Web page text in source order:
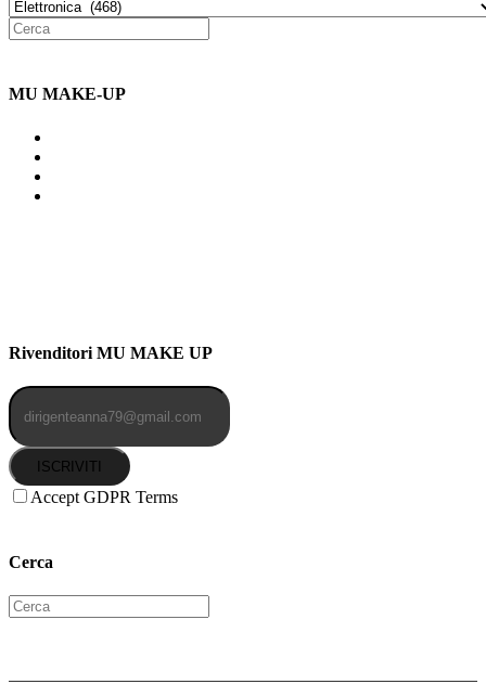
MU MAKE-UP
Rivenditori MU MAKE UP
ISCRIVITI
Accept GDPR Terms
Cerca